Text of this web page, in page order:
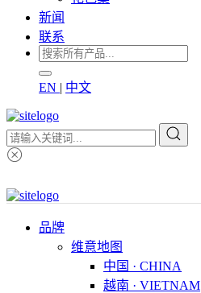
新闻
联系
EN | 中文
品牌
维意地图
中国 · CHINA
越南 · VIETNAM